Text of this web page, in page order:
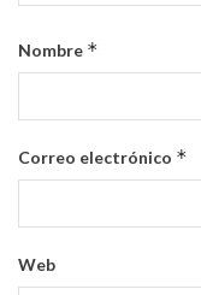
Nombre *
Correo electrónico *
Web